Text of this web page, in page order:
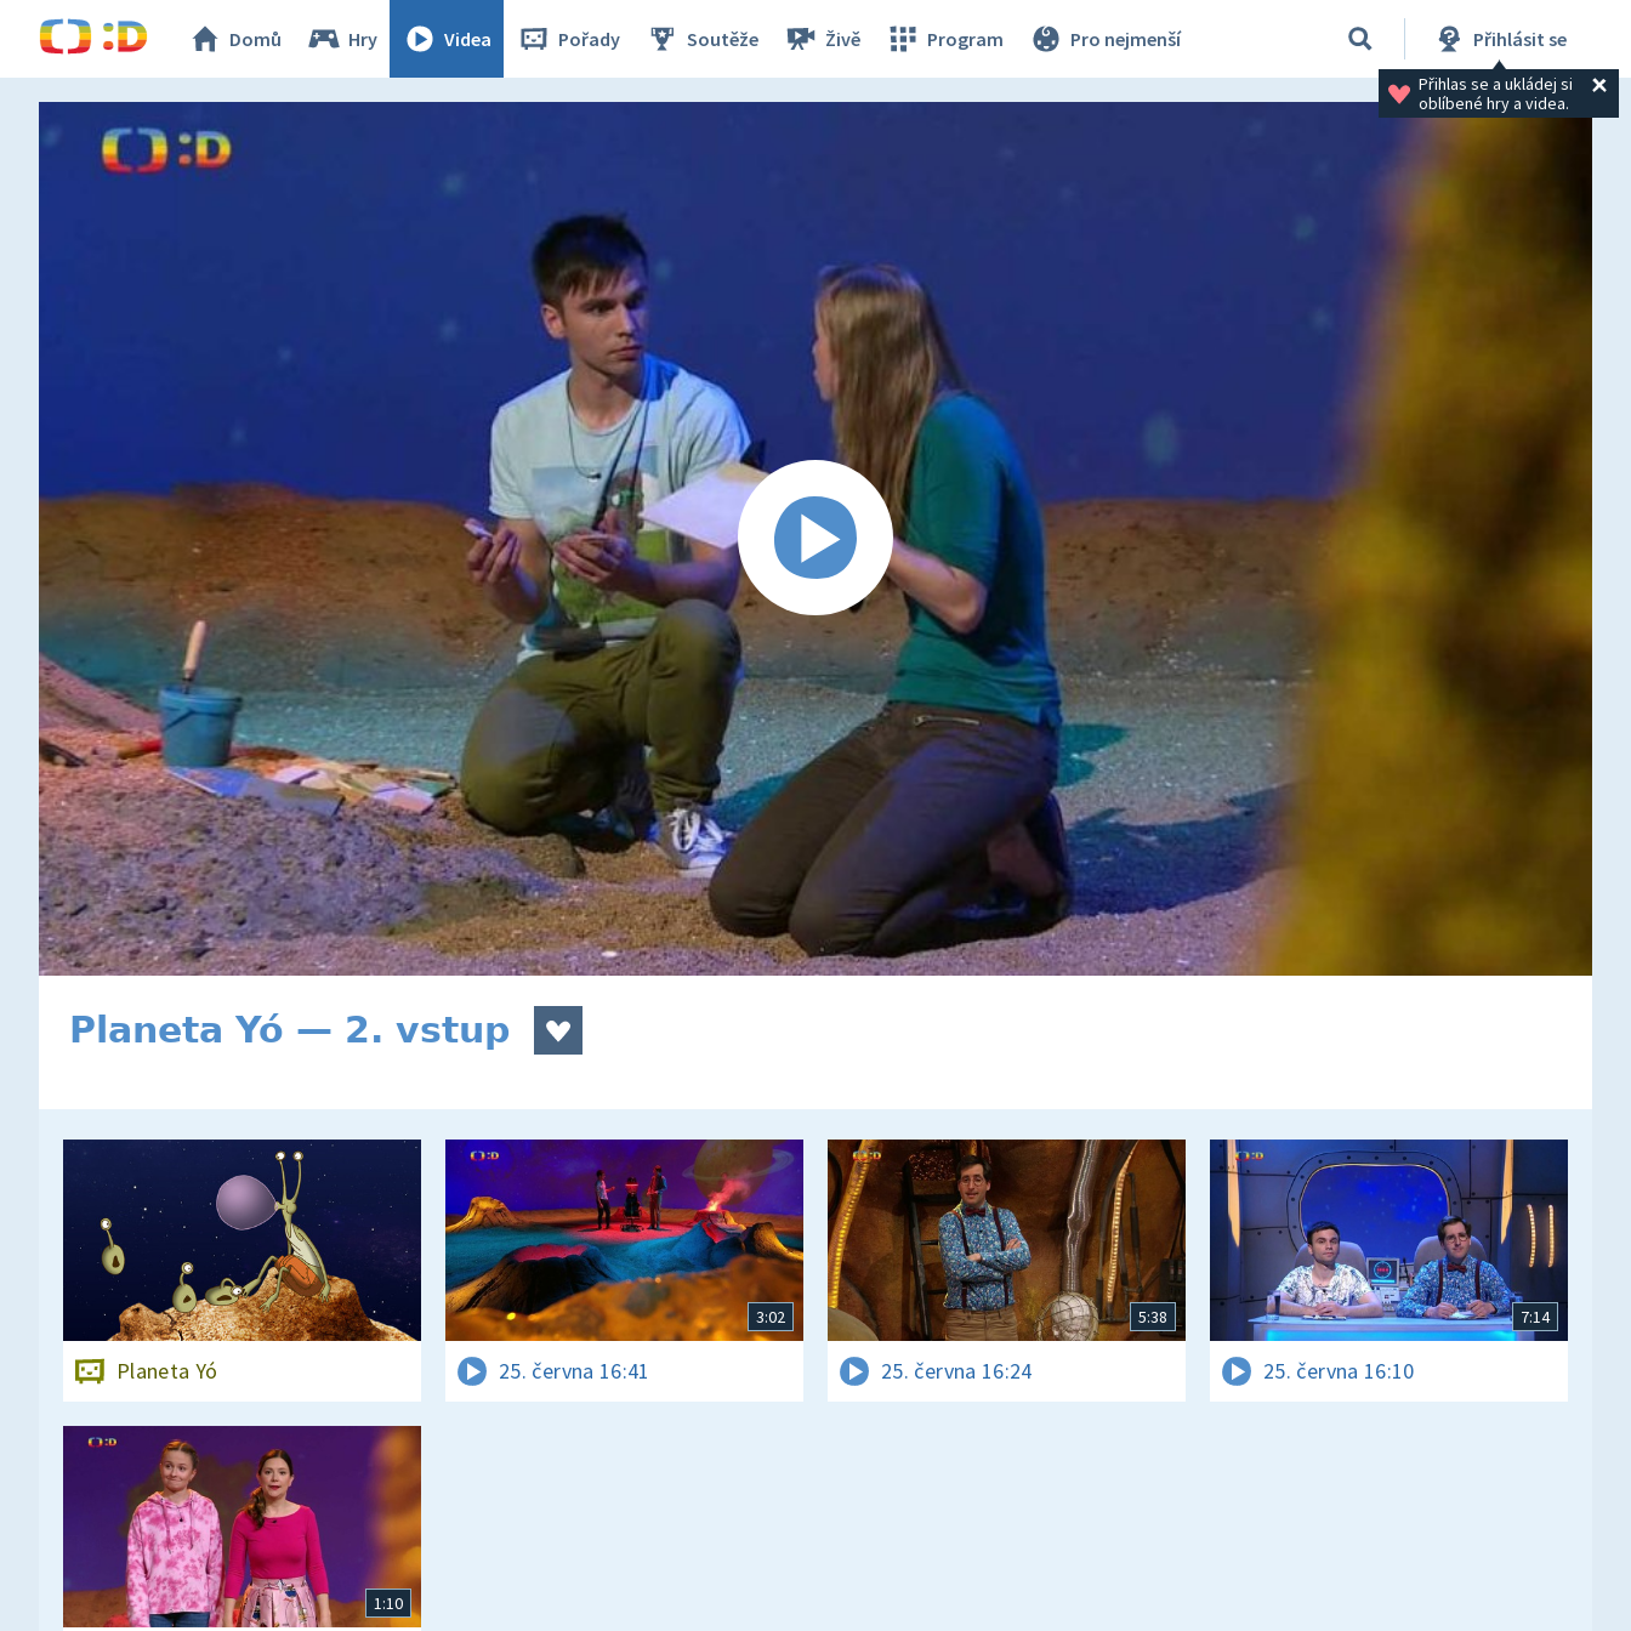
Domů Hry Videa Pořady Soutěže Živě Program Pro nejmenší Přihlásit se
Přihlas se a ukládej si
oblíbené hry a videa.
Planeta Yó — 2. vstup
Planeta Yó
3:02
25. června 16:41
5:38
25. června 16:24
7:14
25. června 16:10
1:10